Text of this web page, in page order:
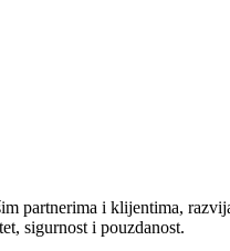
partnerima i klijentima,
sigurnost i pouzdanost.